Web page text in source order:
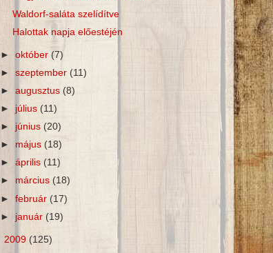
Waldorf-saláta szelídítve
Halottak napja előestéjén
►október(7)
►szeptember (11)
►augusztus(8)
► július (11)
► június (20)
► május (18)
►április(11)
► március(18)
►február (17)
► január (19)
2009 (125)